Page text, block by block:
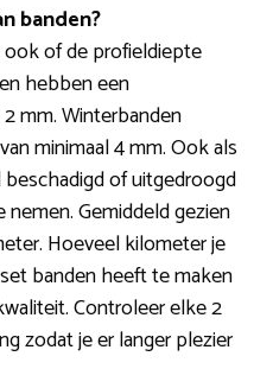
banden?
of de profieldiepte
hebben een
mm. Winterbanden
minimaal 4 mm. Ook als
of uitgedroogd
Gemiddeld gezien
Hoeveel kilometer je
banden heeft te maken
Controleer elke 2
zodat je er langer plezier